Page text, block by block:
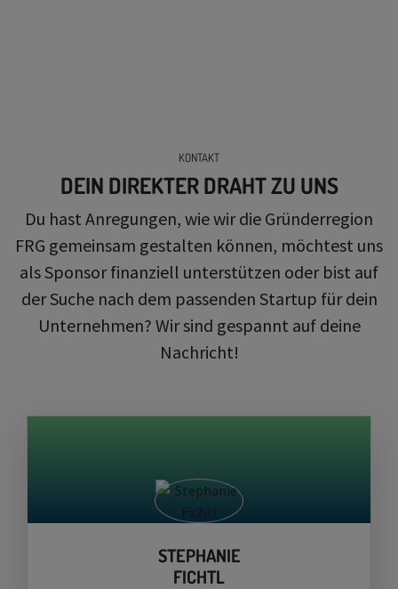
KONTAKT
DEIN DIREKTER DRAHT ZU UNS
Du hast Anregungen, wie wir die Gründerregion
FRG gemeinsam gestalten können, möchtest uns
als Sponsor finanziell unterstützen oder bist auf
der Suche nach dem passenden Startup für dein
Unternehmen? Wir sind gespannt auf deine
Nachricht!
STEPHANIE
FICHTL